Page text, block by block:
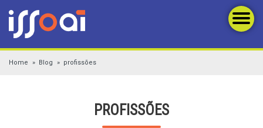
Home Blog profissões
PROFISSÕES